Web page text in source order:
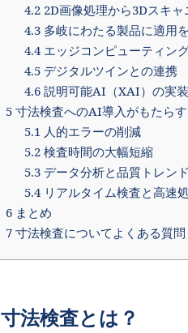
4.22D画像処理から3Dスキャ
4.3多岐にわたる製品に適用
4.4エッジコンピューティン
4.5デジタルツインとの連携
4.6説明可能AI（XAI）の実装
5 寸法検査へのAI導入がもたら
5.1 人的エラーの削減
5.2検査時間の大幅短縮
5.3データ分析と品質トレンド
5.4リアルタイム検査と高速
6 まとめ
7 寸法検査についてよくある質
寸法検査とは？